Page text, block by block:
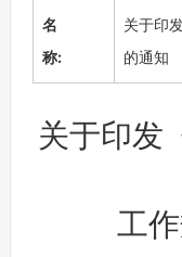
名
称:
关于印
的通知
关于印发
工